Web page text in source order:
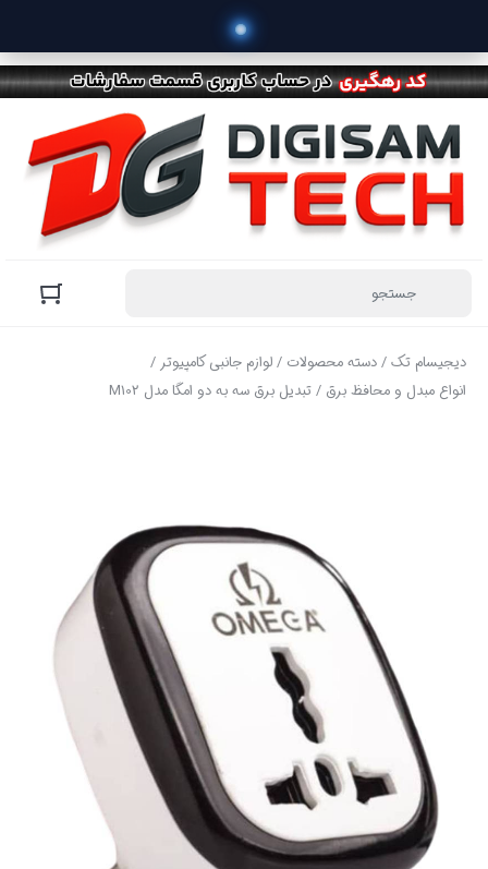
دیجیسام تک/دسته محصولات /لوازم جانبی کامپیوتر/
انواع مبدل و محافظ برق / تبدیل برق سه به دو امگا مدل M102